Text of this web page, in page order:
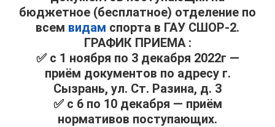
бюджетное (бесплатное) отделение по
всем видам спорта в ГАУ СШОР-2.
ГРАФИК ПРИЕМА :
✅ с 1 ноября по 3 декабря 2022г —
приём документов по адресу г.
Сызрань, ул. Ст. Разина, д. 3
✅ с 6 по 10 декабря — приём
нормативов поступающих.